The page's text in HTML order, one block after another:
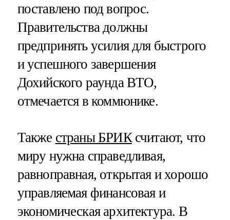
поставлено под вопрос.
Правительства должны
предпринять усилия для быстрого
и успешного завершения
Дохийского раунда ВТО,
отмечается в коммюнике.
Также страны БРИКсчитают, что
миру нужна справедливая,
равноправная, открытая и хорошо
управляемая финансовая и
экономическая архитектура. В